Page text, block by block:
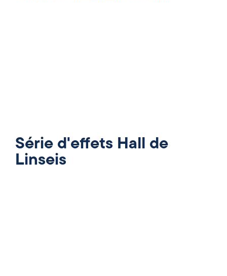
Série d'effets Hall de
Linseis